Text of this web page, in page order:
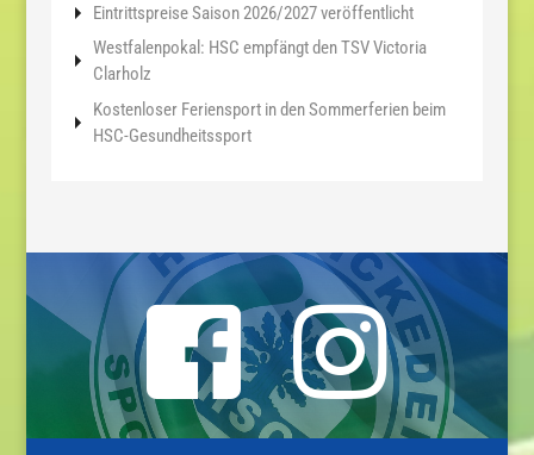
Eintrittspreise Saison 2026/2027 veröffentlicht
Westfalenpokal: HSC empfängt den TSV Victoria
Clarholz
Kostenloser Feriensport in den Sommerferien beim
HSC-Gesundheitssport